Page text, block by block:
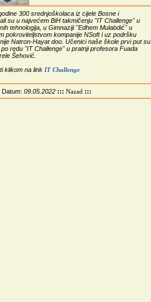
300 srednjoškolaca iz cijele Bosne i
su u najvećem BiH takmičenju "IT Challenge" u
tehnologija, u Gimnaziji "Edhem Mulabdić" u
pokroviteljstvom kompanije NSoft i uz podršku
Natron-Hayat doo. Učenici naše škole prvi put su
redu "IT Challenge" u pratnji profesora Fuada
Šehović.
klikom na link IT Challenge
Datum: 09.05.2022 ::: Nazad :::